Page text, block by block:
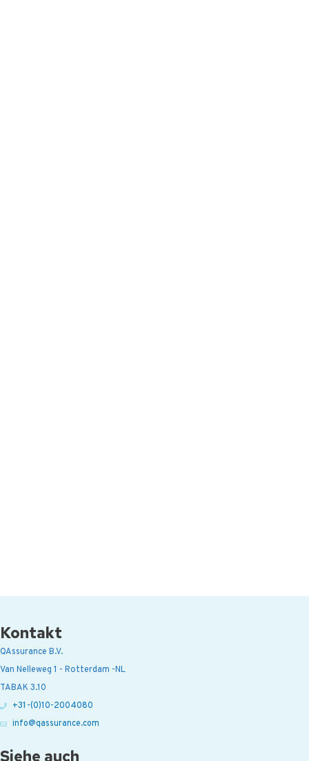
Kontakt
QAssurance B.V.
Van Nelleweg 1 - Rotterdam -NL
TABAK 3.10
+31-(0)10-2004080
info@qassurance.com
Siehe auch